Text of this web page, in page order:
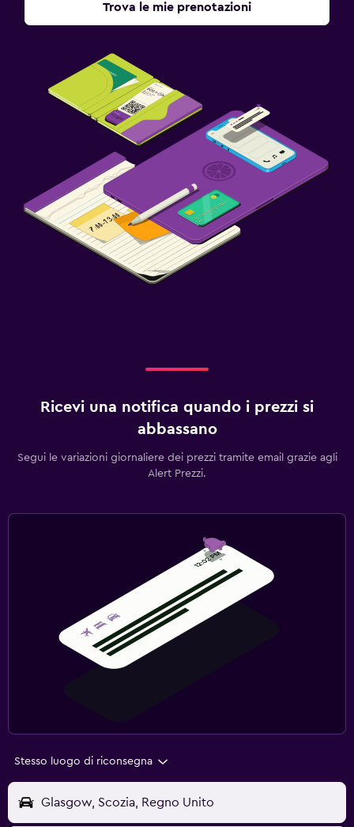
Trova le mie prenotazioni
Ricevi una notifica quando i prezzi si
abbassano
Segui le variazioni giornaliere dei prezzi tramite email grazie agli
Alert Prezzi.
Stesso luogo di riconsegna
Glasgow, Scozia, Regno Unito